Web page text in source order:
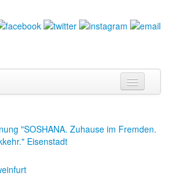
"SOSHANA. Zuhause im Fremden.
Eisenstadt